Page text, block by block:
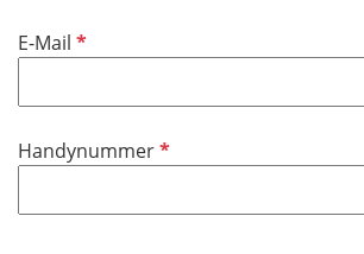
e
d
c
t
e
d
E-Mail P
l
c
t
HandynummerP
l